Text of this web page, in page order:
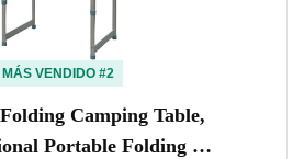
MÁS VENDIDO #2
Camping Table,
Portable Folding …